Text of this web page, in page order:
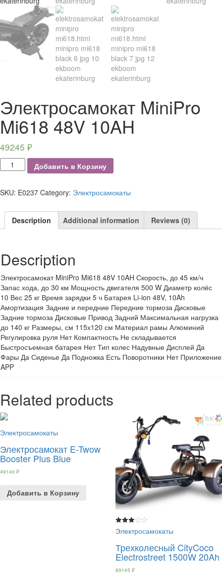
Электросамокат MiniPro
Mi618 48V 10AH
49245 ₽
Электросамокат
MiniPro
48V
quantity
Добавить в Корзину
SKU: E0237 Category: Электросамокаты
Description Additional information Reviews (0)
Description
Электросамокат MiniPro Mi618 48V 10AH Скорость, до 45 км/ч
Запас хода, до 30 км Мощность двигателя 500 W Диаметр колёс
10 Вес 25 кг Время зарядки 5 ч Батарея Li-ion 48V, 10Ah
Амортизация Задние и передние Передние тормоза Дисковые
Задние тормоза Дисковые Привод Задний Максимальная нагрузка
до 140 кг Размеры, см 115х120 см Материал рамы Алюминий
Регулировка руля Нет Компактность Не складывается
Быстросъемная батарея Нет Тип колес Надувные Дисплей Да
Фары Да Сиденье Да Подножка Есть Поворотники Нет Приложение
APP
Related products
Электросамокаты
Электросамокат E-Twow
Booster Plus Blue
49140 ₽
Добавить в Корзину
Rated
3.00
Электросамокаты
Трехколесный CityCoco
Electrostreet 1500W 20Ah
89145 ₽